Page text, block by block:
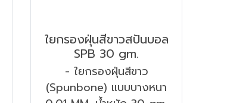
ใยกรองฝุ่นสีขาวสปันบอล
SPB 30 gm.
- ใยกรองฝุ่นสีขาว
(Spunbone) แบบบางหนา